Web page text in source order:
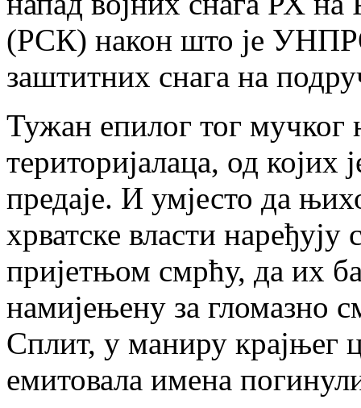
(РСК) након што је
заштитних снага на
Тужан епилог тог мучког
територијалаца, од којих
предаје. И умјесто да
хрватске власти
пријетњом смрћу, да их
намијењену за гломазно
Сплит, у маниру крајњег
емитовала имена